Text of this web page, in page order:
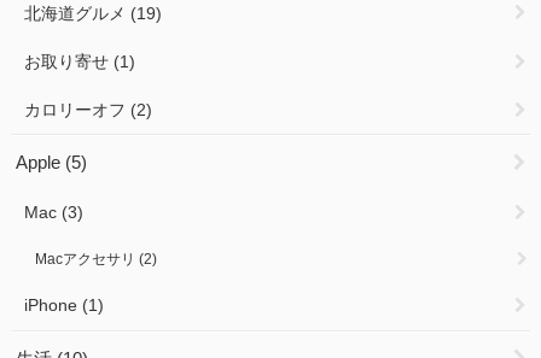
北海道グルメ (19)
お取り寄せ (1)
カロリーオフ (2)
Apple (5)
Mac (3)
Macアクセサリ (2)
iPhone (1)